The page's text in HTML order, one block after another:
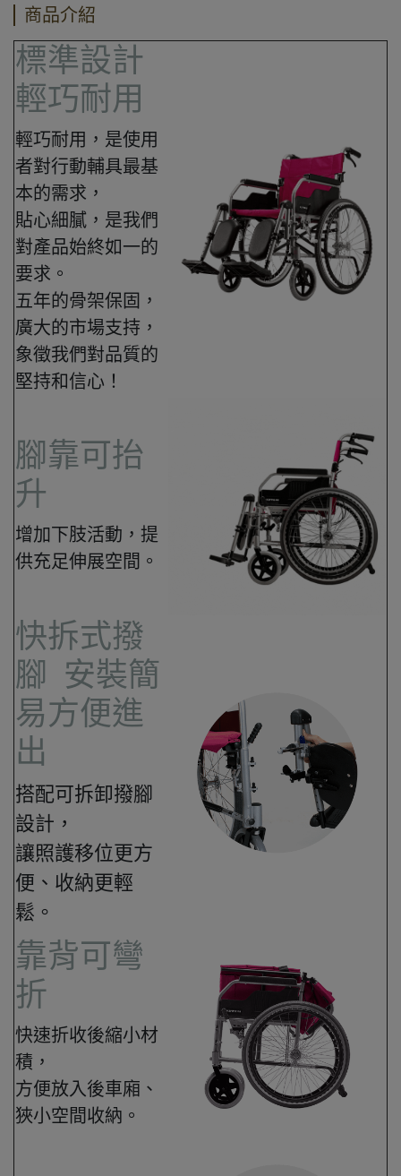
商品介紹
標準設計
輕巧耐用
輕巧耐用，是使用
者對行動輔具最基
本的需求，
貼心細膩，是我們
對產品始終如一的
要求。
五年的骨架保固，
廣大的市場支持，
象徵我們對品質的
堅持和信心！
腳靠可抬
升​
增加下肢活動，提
供充足伸展空間。
快拆式撥
腳 安裝簡
易方便進
出
搭配可拆卸撥腳
設計，
讓照護移位更方
便、收納更輕
鬆。
靠背可彎
折
快速折收後縮小材
積，
方便放入後車廂、
狹小空間收納。